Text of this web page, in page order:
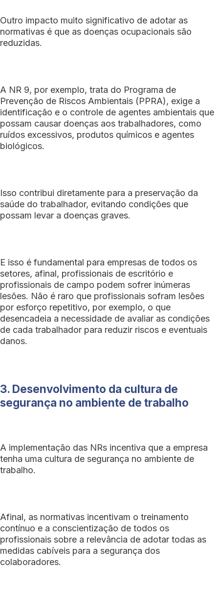
Outro impacto muito significativo de adotar as
normativas é que as doenças ocupacionais são
reduzidas.
A NR 9, por exemplo, trata do Programa de
Prevenção de Riscos Ambientais (PPRA), exige a
identificação e o controle de agentes ambientais que
possam causar doenças aos trabalhadores, como
ruídos excessivos, produtos químicos e agentes
biológicos.
Isso contribui diretamente para a preservação da
saúde do trabalhador, evitando condições que
possam levar a doenças graves.
E isso é fundamental para empresas de todos os
setores, afinal, profissionais de escritório e
profissionais de campo podem sofrer inúmeras
lesões. Não é raro que profissionais sofram lesões
por esforço repetitivo, por exemplo, o que
desencadeia a necessidade de avaliar as condições
de cada trabalhador para reduzir riscos e eventuais
danos.
3. Desenvolvimento da cultura de
segurança no ambiente de trabalho
A implementação das NRs incentiva que a empresa
tenha uma cultura de segurança no ambiente de
trabalho.
Afinal, as normativas incentivam o treinamento
contínuo e a conscientização de todos os
profissionais sobre a relevância de adotar todas as
medidas cabíveis para a segurança dos
colaboradores.